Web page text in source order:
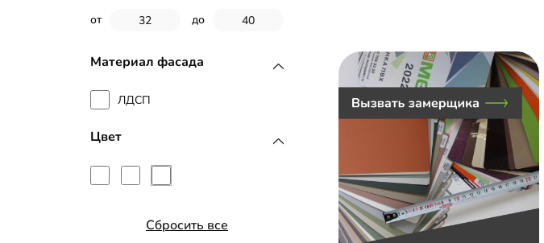
от до
Материал фасада
ЛДСП
Цвет
Сбросить все